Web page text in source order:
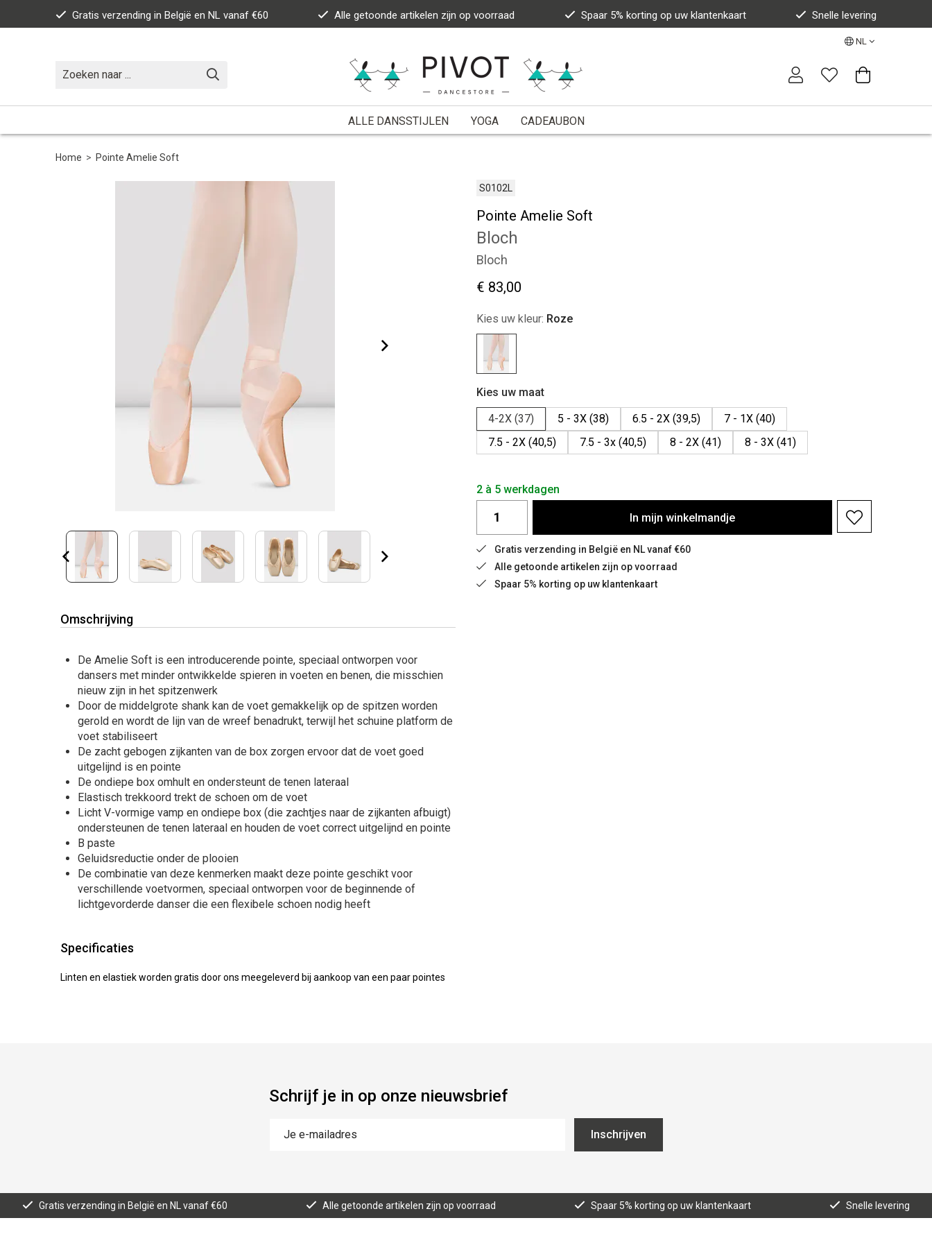
Gratis verzending in België en NL vanaf €60 Alle getoonde artikelen zijn op voorraad Spaar 5% korting op uw klantenkaart Snelle levering
NL
ALLE DANSSTIJLEN YOGA CADEAUBON
Home > Pointe Amelie Soft
S0102L
Pointe Amelie Soft
Bloch
Bloch
€ 83,00
Kies uw kleur: Roze
Kies uw maat
4-2X (37)
5 - 3X (38) 6.5 - 2X (39,5)
7 - 1X (40)
7.5 - 2X (40,5)
7.5 - 3x (40,5) 8 - 2X (41) 8 - 3X (41)
2 à 5 werkdagen
In mijn winkelmandje
Gratis verzending in België en NL vanaf €60
Alle getoonde artikelen zijn op voorraad
Spaar 5% korting op uw klantenkaart
Omschrijving
De Amelie Soft is een introducerende pointe, speciaal ontworpen voor
dansers met minder ontwikkelde spieren in voeten en benen, die misschien
nieuw zijn in het spitzenwerk
Door de middelgrote shank kan de voet gemakkelijk op de spitzen worden
gerold en wordt de lijn van de wreef benadrukt, terwijl het schuine platform de
voet stabiliseert
De zacht gebogen zijkanten van de box zorgen ervoor dat de voet goed
uitgelijnd is en pointe
De ondiepe box omhult en ondersteunt de tenen lateraal
Elastisch trekkoord trekt de schoen om de voet
Licht V-vormige vamp en ondiepe box (die zachtjes naar de zijkanten afbuigt)
ondersteunen de tenen lateraal en houden de voet correct uitgelijnd en pointe
B paste
Geluidsreductie onder de plooien
De combinatie van deze kenmerken maakt deze pointe geschikt voor
verschillende voetvormen, speciaal ontworpen voor de beginnende of
lichtgevorderde danser die een flexibele schoen nodig heeft
Specificaties
Linten en elastiek worden gratis door ons meegeleverd bij aankoop van een paar pointes
Schrijf je in op onze nieuwsbrief
Inschrijven
Gratis verzending in België en NL vanaf €60 Alle getoonde artikelen zijn op voorraad Spaar 5% korting op uw klantenkaart Snelle levering